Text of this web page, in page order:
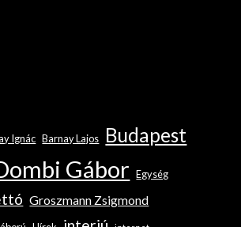
Ignác Barnay Lajos Budapest
Gábor Egység
Groszmann Zsigmond